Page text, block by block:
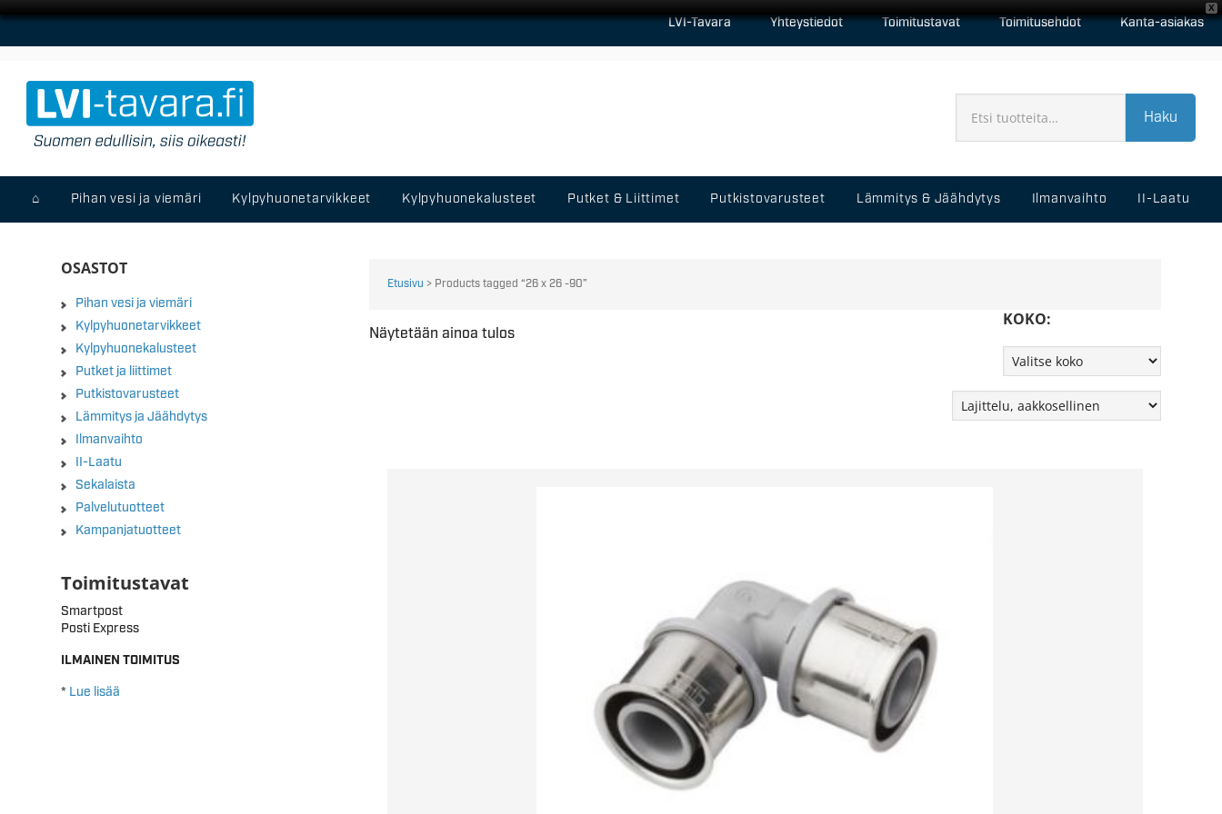
X
LVI-Tavara Yhteystiedot Toimitustavat Toimitusehdot Kanta-asiakas
Haku
⌂ Pihan vesi ja viemäri Kylpyhuonetarvikkeet Kylpyhuonekalusteet Putket & Liittimet Putkistovarusteet Lämmitys & Jäähdytys Ilmanvaihto II-Laatu
Etusivu > Products tagged “26 x 26 -90”
KOKO:
Näytetään ainoa tulos
OSASTOT
Pihan vesi ja viemäri
Kylpyhuonetarvikkeet
Kylpyhuonekalusteet
Putket ja liittimet
Putkistovarusteet
Lämmitys ja Jäähdytys
Ilmanvaihto
II-Laatu
Sekalaista
Palvelutuotteet
Kampanjatuotteet
Toimitustavat
Smartpost
Posti Express
ILMAINEN TOIMITUS
* Lue lisää